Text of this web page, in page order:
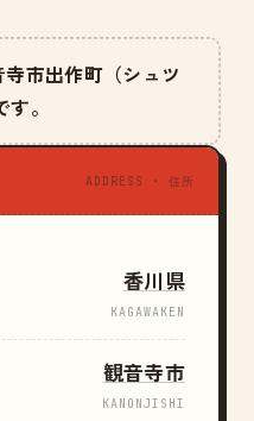
市出作町（シュツ
。
ADDRESS · 住所
香川県
KAGAWAKEN
観音寺市
KANONJISHI